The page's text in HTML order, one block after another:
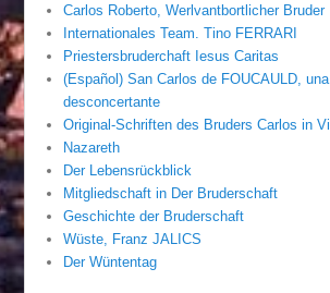
Carlos Roberto, Werlvantbortlicher Bruder
Internationales Team. Tino FERRARI
Priestersbruderchaft Iesus Caritas
(Español) San Carlos de FOUCAULD,
desconcertante
Original-Schriften des Bruders Carlos in
Nazareth
Der Lebensrückblick
Mitgliedschaft in Der Bruderschaft
Geschichte der Bruderschaft
Wüste, Franz JALICS
Der Wüntentag